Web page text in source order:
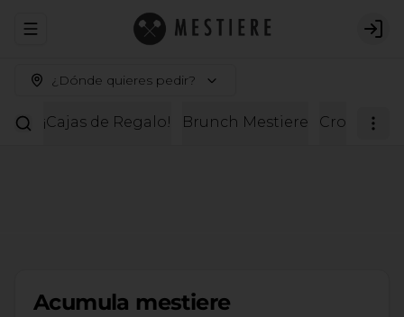
Abrir menu de navegación
¿Dónde quieres pedir?
¡Cajas de Regalo! Brunch Mestiere
Acumula mestiere